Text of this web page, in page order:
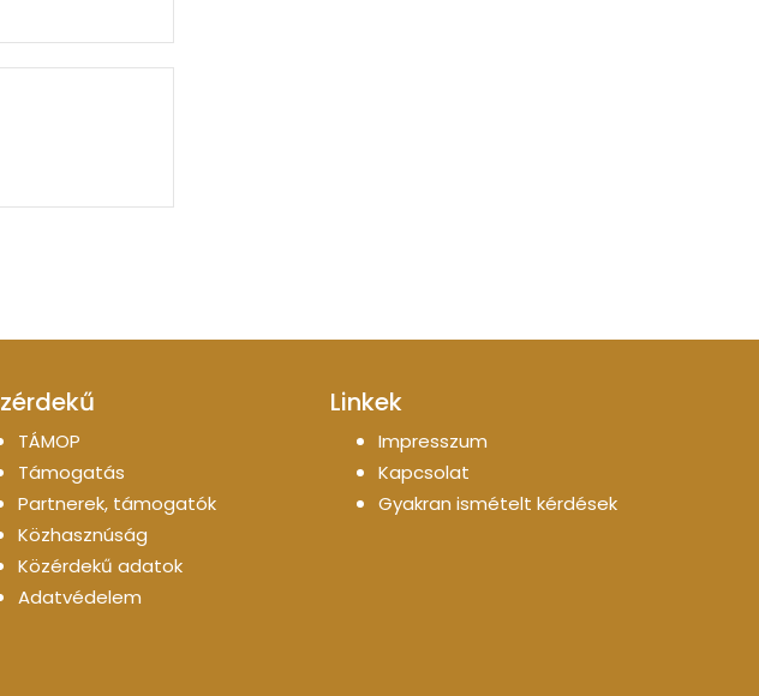
TÁMOP
Támogatás
Partnerek, támogatók
Közhasznúság
Közérdekű adatok
Adatvédelem
Linkek
Impresszum
Kapcsolat
Gyakran ismételt kérdések